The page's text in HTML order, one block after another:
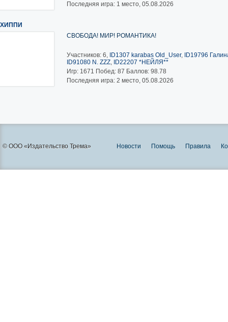
Последняя игра: 1 место, 05.08.2026
ХИППИ
СВОБОДА! МИР! РОМАНТИКА!
Участников: 6, ID1307 karabas Old_User, ID19796
ID91080 N. ZZZ, ID22207 *НЕЙЛЯ**
Игр: 1671 Побед: 87 Баллов: 98.78
Последняя игра: 2 место, 05.08.2026
© ООО «Издательство Трема» Новости Помощь Правила